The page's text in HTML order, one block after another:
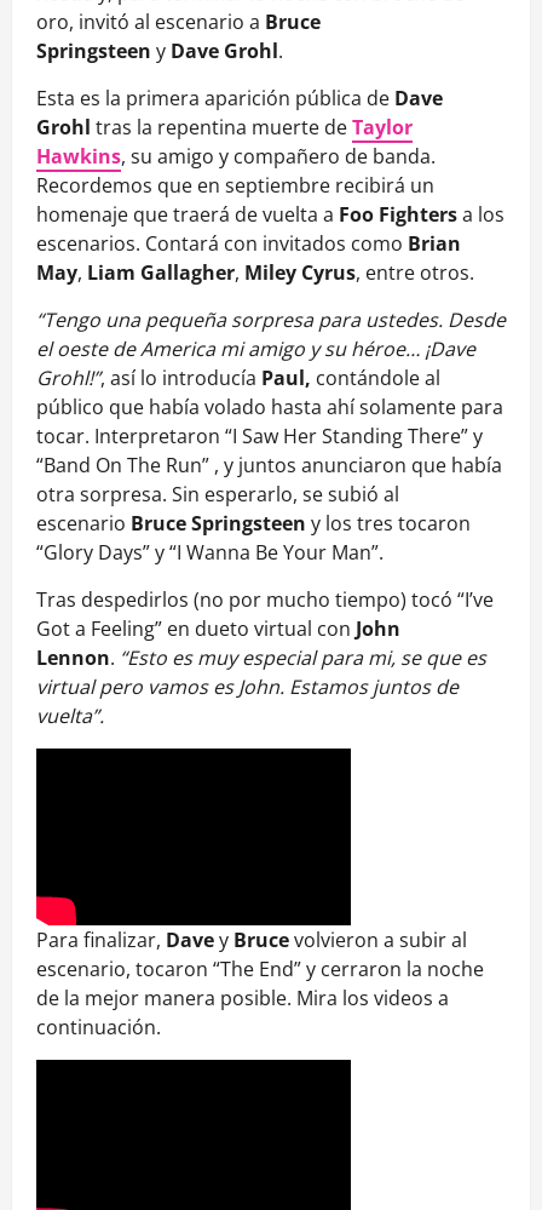
oro, invitó al escenario a Bruce
Springsteen y Dave Grohl.
Esta es la primera aparición pública de Dave
Grohl tras la repentina muerte deTaylor
Hawkins, su amigo y compañero de banda.
Recordemos que en septiembre recibirá un
homenaje que traerá de vuelta a Foo Fightersa los
escenarios. Contará con invitados como Brian
May, Liam Gallagher, Miley Cyrus, entre otros.
“Tengo una pequeña sorpresa para ustedes. Desde
el oeste de America mi amigo y su héroe… ¡Dave
Grohl!”, así lo introducía Paul, contándole al
público que había volado hasta ahí solamente para
tocar. Interpretaron “I Saw Her Standing There” y
“Band On The Run” , y juntos anunciaron que había
otra sorpresa. Sin esperarlo, se subió al
escenario Bruce Springsteen y los tres tocaron
“Glory Days” y “I Wanna Be Your Man”.
Tras despedirlos (no por mucho tiempo) tocó “I’ve
Got a Feeling” en dueto virtual con John
Lennon. “Esto es muy especial para mi, se que es
virtual pero vamos es John. Estamos juntos de
vuelta”.
Para finalizar, Davey Brucevolvieron a subir al
escenario, tocaron “The End” y cerraron la noche
de la mejor manera posible. Mira los videos a
continuación.